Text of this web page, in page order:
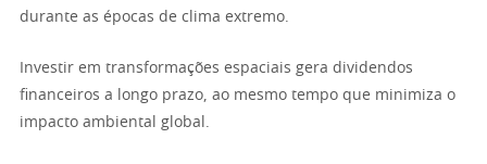
durante as épocas de clima extremo.
Investir em transformações espaciais gera dividendos
financeiros a longo prazo, ao mesmo tempo que minimiza o
impacto ambiental global.